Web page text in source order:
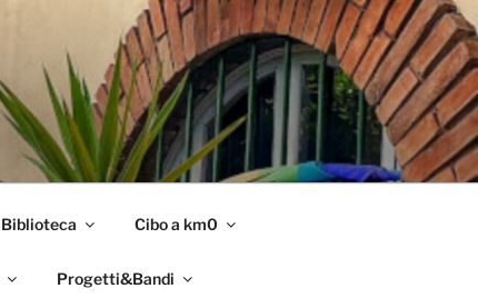
Biblioteca Cibo a km0
Progetti&Bandi